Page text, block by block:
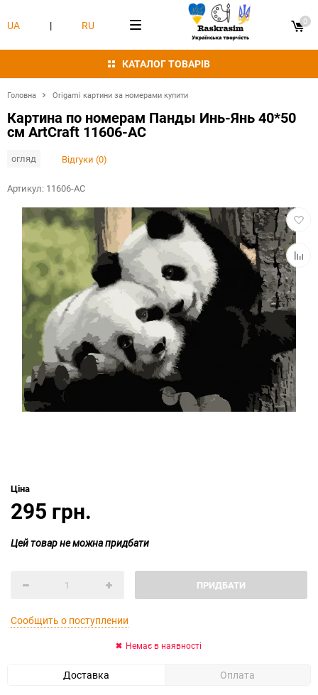
КАТАЛОГ ТОВАРІВ
UA | RU 0
Головна Origami картини за номерами купити
Картина по номерам Панды Инь-Янь 40*50
см ArtCraft 11606-AC
огляд Відгуки (0)
в
в
Артикул: 11606-AC
Ціна
295 грн.
Цей товар не можна придбати
ПРИДБАТИ
Сообщить о поступлении
Немає в наявності
Доставка Оплата